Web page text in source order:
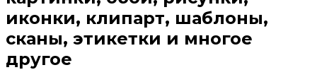
иконки, клипарт, шаблоны,
сканы, этикетки и многое
другое